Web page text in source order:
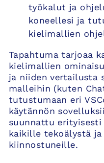
työkalut ja
koneellesi ja
kielimallien
Tapahtuma tarjoaa
kielimallien
ja niiden vertailusta
malleihin (kuten
tutustumaan eri
käytännön
suunnattu
kaikille tekoälystä
kiinnostuneille.